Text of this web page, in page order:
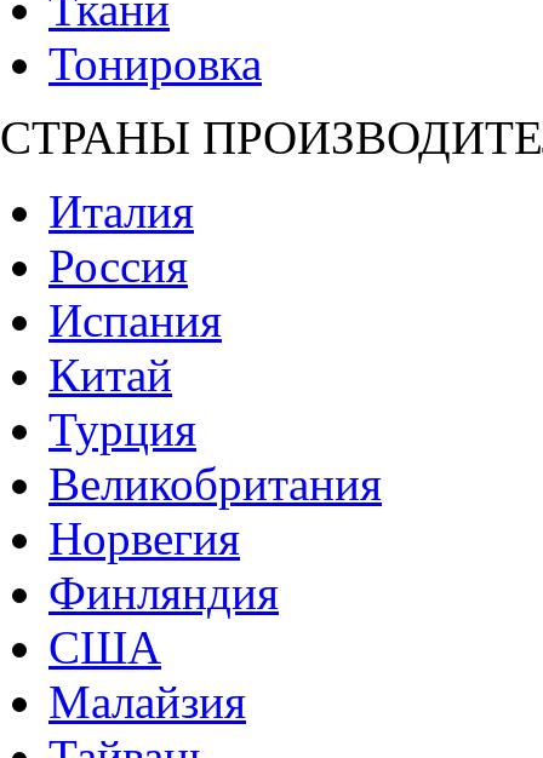
Тонировка
СТРАНЫ
Италия
Россия
Испания
Китай
Турция
Великобритания
Норвегия
Финляндия
США
Малайзия